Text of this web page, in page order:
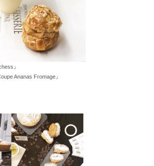
』
Ananas Fromage』